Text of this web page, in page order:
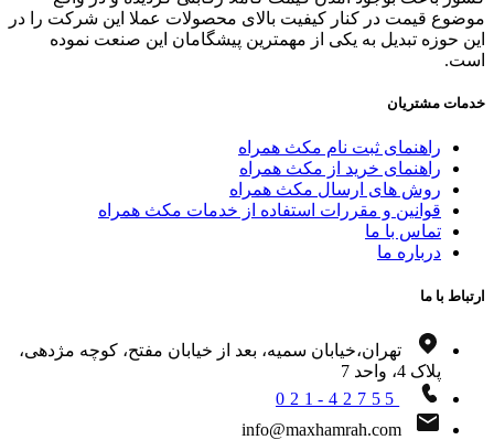
قیمت در کنار کیفیت بالای محصولات عملا این شرکت را در
حوزه تبدیل به یکی از مهمترین پیشگامان این صنعت نموده
مشتریان
راهنمای ثبت نام مکث همراه
راهنمای خرید از مکث همراه
روش های ارسال مکث همراه
قوانین و مقررات استفاده از خدمات مکث همراه
تماس با ما
درباره ما
با ما
تهران،خیابان سمیه، بعد از خیابان مفتح، کوچه مژدهی،
پلاک 4، واحد 7
021-42755
info@maxhamrah.com